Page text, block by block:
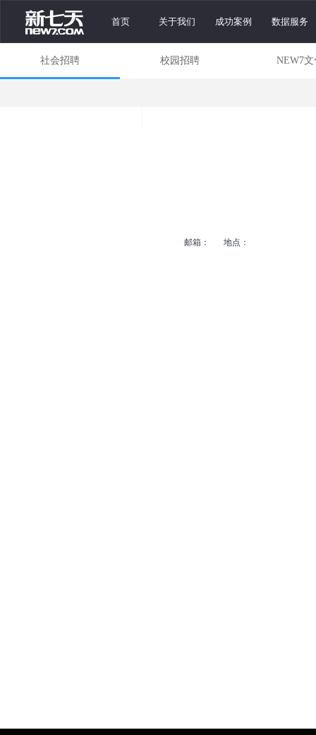
首页 关于我们 成功案例 数据服务
社会招聘 校园招聘 NEW7文
邮箱： 地点：